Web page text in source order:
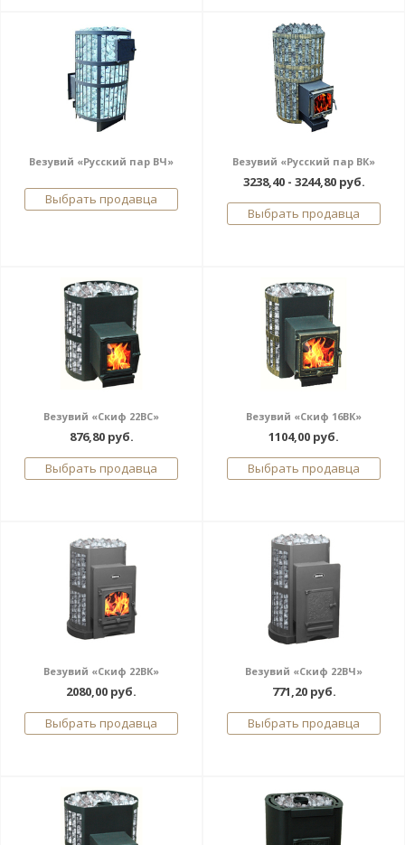
Везувий «Русский пар ВЧ»
Выбрать продавца
Везувий «Русский пар ВК»
3238,40 - 3244,80 руб.
Выбрать продавца
Везувий «Скиф 22ВС»
876,80 руб.
Выбрать продавца
Везувий «Скиф 16ВК»
1104,00 руб.
Выбрать продавца
Везувий «Скиф 22ВК»
2080,00 руб.
Выбрать продавца
Везувий «Скиф 22ВЧ»
771,20 руб.
Выбрать продавца